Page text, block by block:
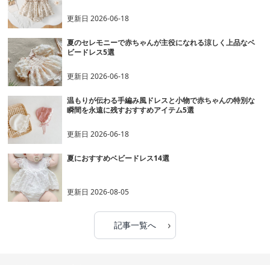
更新日2026-06-18
夏のセレモニーで赤ちゃんが主役になれる涼しく上品なベ
ビードレス5選
更新日2026-06-18
温もりが伝わる手編み風ドレスと小物で赤ちゃんの特別な
瞬間を永遠に残すおすすめアイテム5選
更新日2026-06-18
夏におすすめベビードレス14選
更新日2026-08-05
記事一覧へ ›